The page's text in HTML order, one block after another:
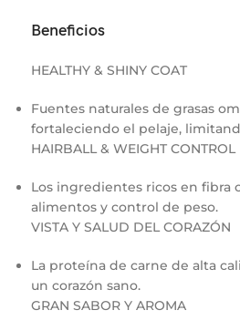
Beneficios
HEALTHY & SHINY COAT
Fuentes naturales de grasas
fortaleciendo el pelaje,
HAIRBALL & WEIGHT CONTROL
Los ingredientes ricos en fibra
alimentos y control de peso.
VISTA Y SALUD DEL CORAZÓN
La proteína de carne de alta
un corazón sano.
GRAN SABOR Y AROMA